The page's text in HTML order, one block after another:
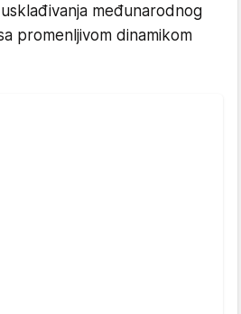
međunarodnog
promenljivom dinamikom